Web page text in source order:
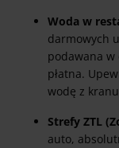
Woda w
darmowych
podawana w
płatna.
wodę z
Strefy ZTL
auto,